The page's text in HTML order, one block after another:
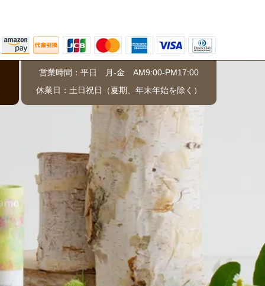
営業時間：平日 月-金 AM9:00-PM17:00
休業日：土日祝日（夏期、年末年始を除く）